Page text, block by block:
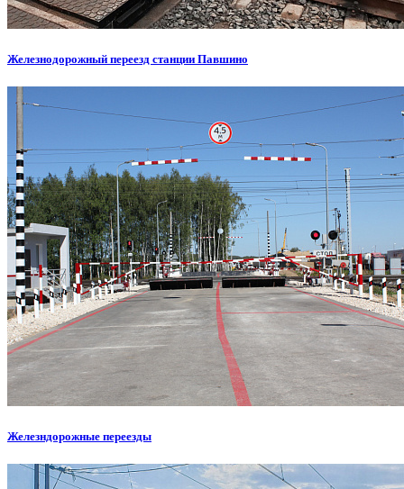
Железнодорожный переезд станции Павшино
Железндорожные переезды